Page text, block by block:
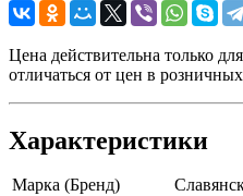
Цена действительна только
отличаться от цен в
Характеристики
Марка (Бренд)